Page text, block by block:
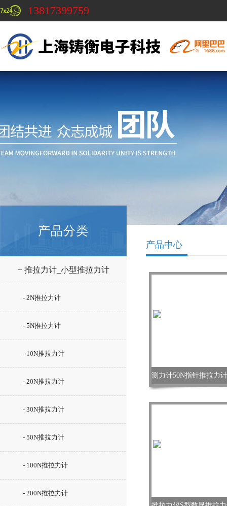
13817399759
产品分类
+ 推拉力计_小型推拉力计
- 2N推拉力计
- 5N推拉力计
- 10N推拉力计
- 20N推拉力计
- 30N推拉力计
- 50N推拉力计
- 100N推拉力计
- 200N推拉力计
产品中心